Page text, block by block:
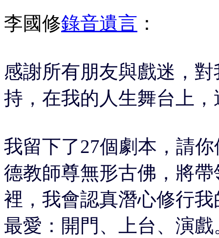
李國修錄音遺言 ：
感謝所有朋友與戲迷，
持，在我的人生舞台上
我留下了27個劇本，請
德教師尊無形古佛，將
裡，我會認真潛心修行
最愛：開門、上台、演戲